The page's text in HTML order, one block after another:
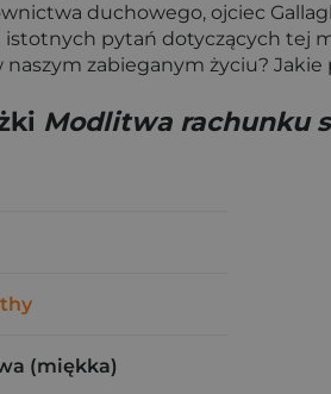
duchowego, ojciec
pytań dotyczących tej
naszym zabieganym życiu?
Modlitwa rachunku
(miękka)